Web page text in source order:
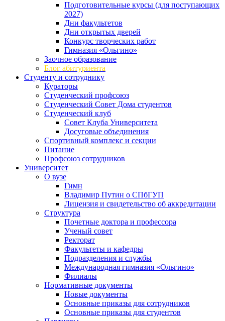
Подготовительные курсы (для поступающих
2027)
Дни факультетов
Дни открытых дверей
Конкурс творческих работ
Гимназия «Ольгино»
Заочное образование
Блог абитуриента
Студенту и сотруднику
Кураторы
Студенческий профсоюз
Студенческий Совет Дома студентов
Студенческий клуб
Совет Клуба Университета
Досуговые объединения
Спортивный комплекс и секции
Питание
Профсоюз сотрудников
Университет
О вузе
Гимн
Владимир Путин о СПбГУП
Лицензия и свидетельство об аккредитации
Структура
Почетные доктора и профессора
Ученый совет
Ректорат
Факультеты и кафедры
Подразделения и службы
Международная гимназия «Ольгино»
Филиалы
Нормативные документы
Новые документы
Основные приказы для сотрудников
Основные приказы для студентов